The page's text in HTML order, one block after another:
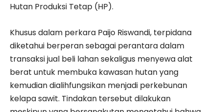
Hutan Produksi Tetap (HP).
Khusus dalam perkara Paijo Riswandi, terpidana
diketahui berperan sebagai perantara dalam
transaksi jual beli lahan sekaligus menyewa alat
berat untuk membuka kawasan hutan yang
kemudian dialihfungsikan menjadi perkebunan
kelapa sawit. Tindakan tersebut dilakukan